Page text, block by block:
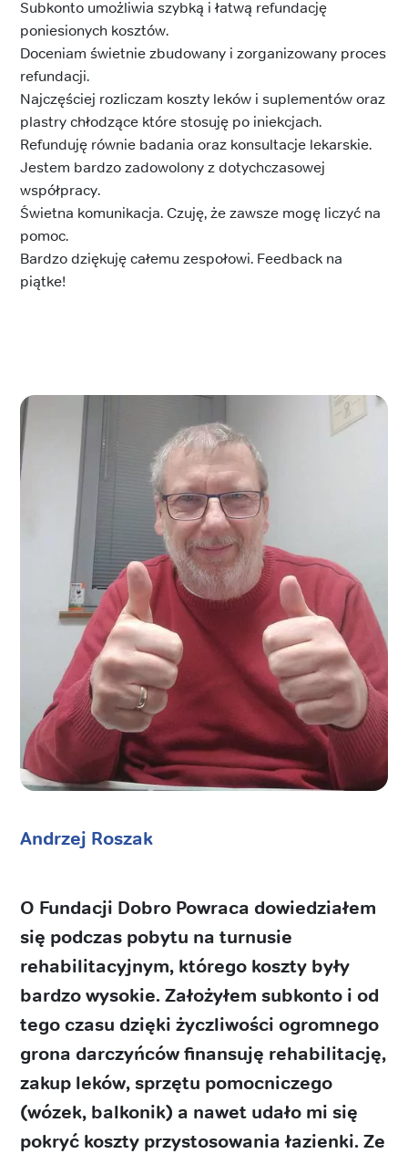
Subkonto umożliwia szybką i łatwą refundację
poniesionych kosztów.
Doceniam świetnie zbudowany i zorganizowany proces
refundacji.
Najczęściej rozliczam koszty leków i suplementów oraz
plastry chłodzące które stosuję po iniekcjach.
Refunduję równie badania oraz konsultacje lekarskie.
Jestem bardzo zadowolony z dotychczasowej
współpracy.
Świetna komunikacja. Czuję, że zawsze mogę liczyć na
pomoc.
Bardzo dziękuję całemu zespołowi. Feedback na
piątke!
Andrzej Roszak
O Fundacji Dobro Powraca dowiedziałem
się podczas pobytu na turnusie
rehabilitacyjnym, którego koszty były
bardzo wysokie. Założyłem subkonto i od
tego czasu dzięki życzliwości ogromnego
grona darczyńców finansuję rehabilitację,
zakup leków, sprzętu pomocniczego
(wózek, balkonik) a nawet udało mi się
pokryć koszty przystosowania łazienki. Ze